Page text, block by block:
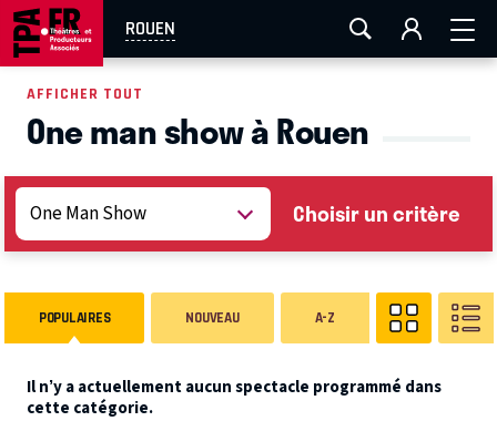
ROUEN
AIX-MARSEILLE LA ROCHELLE
EN TOURNÉE
AFFICHER TOUT
One man show à Rouen
Choisir un critère
POPULAIRES NOUVEAU A-Z
Il n’y a actuellement aucun spectacle programmé dans
cette catégorie.